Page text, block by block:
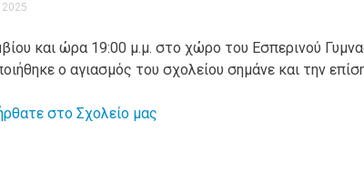
και ώρα 19:00 μ.μ. στο χώρο του Εσπερινού
ο αγιασμός του σχολείου σημάνε και την
στο Σχολείο μας